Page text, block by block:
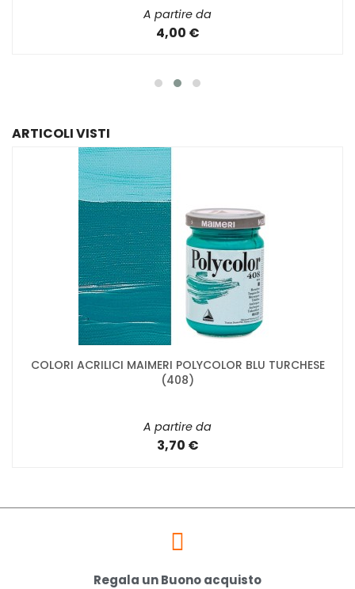
A partire da
4,00 €
ARTICOLI VISTI
COLORI ACRILICI MAIMERI POLYCOLOR BLU TURCHESE
(408)
A partire da
3,70 €
Regala un Buono acquisto